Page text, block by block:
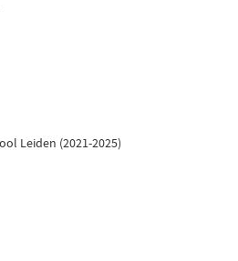
Leiden (2021-2025)